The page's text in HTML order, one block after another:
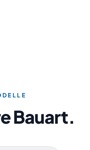
Bauart.